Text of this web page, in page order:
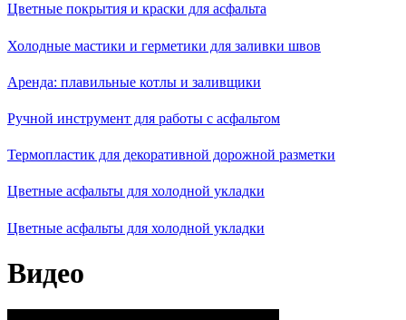
Цветные покрытия и краски для асфальта
Холодные мастики и герметики для заливки швов
Аренда: плавильные котлы и заливщики
Ручной инструмент для работы с асфальтом
Термопластик для декоративной дорожной разметки
Цветные асфальты для холодной укладки
Цветные асфальты для холодной укладки
Видео